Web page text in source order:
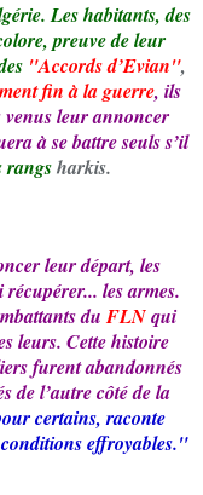
Les habitants, des
preuve de leur
"Accords d’Evian",
fin à la guerre, ils
leur annoncer
à se battre seuls s’il
rangsharkis.
leur départ, les
les armes.
du FLNqui
leurs. Cette histoire
furent abandonnés
de l’autre côté de la
certains, raconte
effroyables."